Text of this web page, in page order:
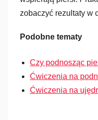
zobaczyć rezultaty w
Podobne tematy
Czy podnosząc
Ćwiczenia na
Ćwiczenia na